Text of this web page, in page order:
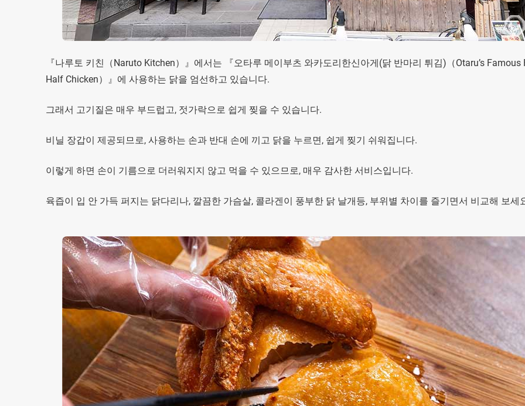
『나루토 키친（Naruto Kitchen）』에서는 『오타루 메이부츠 와카도리한신아게(닭 반마리 튀김)（Otaru’s Famous
Half Chicken）』에 사용하는 닭을 엄선하고 있습니다.
그래서 고기질은 매우 부드럽고, 젓가락으로 쉽게 찢을 수 있습니다.
비닐 장갑이 제공되므로, 사용하는 손과 반대 손에 끼고 닭을 누르면, 쉽게 찢기 쉬워집니다.
이렇게 하면 손이 기름으로 더러워지지 않고 먹을 수 있으므로, 매우 감사한 서비스입니다.
육즙이 입 안 가득 퍼지는 닭다리나, 깔끔한 가슴살, 콜라겐이 풍부한 닭 날개등, 부위별 차이를 즐기면서 비교해 보세